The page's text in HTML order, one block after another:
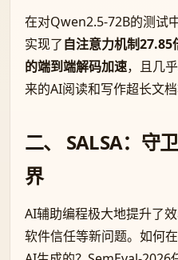
在对Qwen2.5-72B的测试
实现了自注意力机制27.85
的端到端解码加速，且几
来的AI阅读和写作超长文
二、 SALSA：守
界
AI辅助编程极大地提升了
软件信任等新问题。如何